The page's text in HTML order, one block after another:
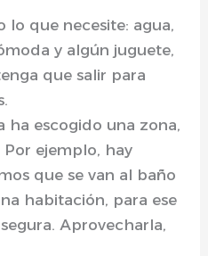
lo que necesite: agua,
y algún juguete,
que salir para
ha escogido una zona,
Por ejemplo, hay
que se van al baño
habitación, para ese
Aprovecharla,